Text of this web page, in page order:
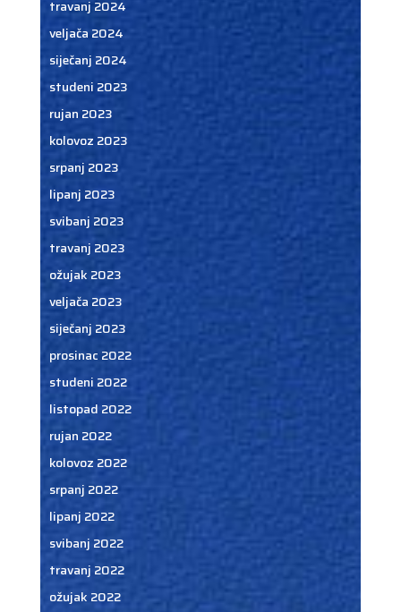
travanj 2024
veljača 2024
siječanj 2024
studeni 2023
rujan 2023
kolovoz 2023
srpanj 2023
lipanj 2023
svibanj 2023
travanj 2023
ožujak 2023
veljača 2023
siječanj 2023
prosinac 2022
studeni 2022
listopad 2022
rujan 2022
kolovoz 2022
srpanj 2022
lipanj 2022
svibanj 2022
travanj 2022
ožujak 2022